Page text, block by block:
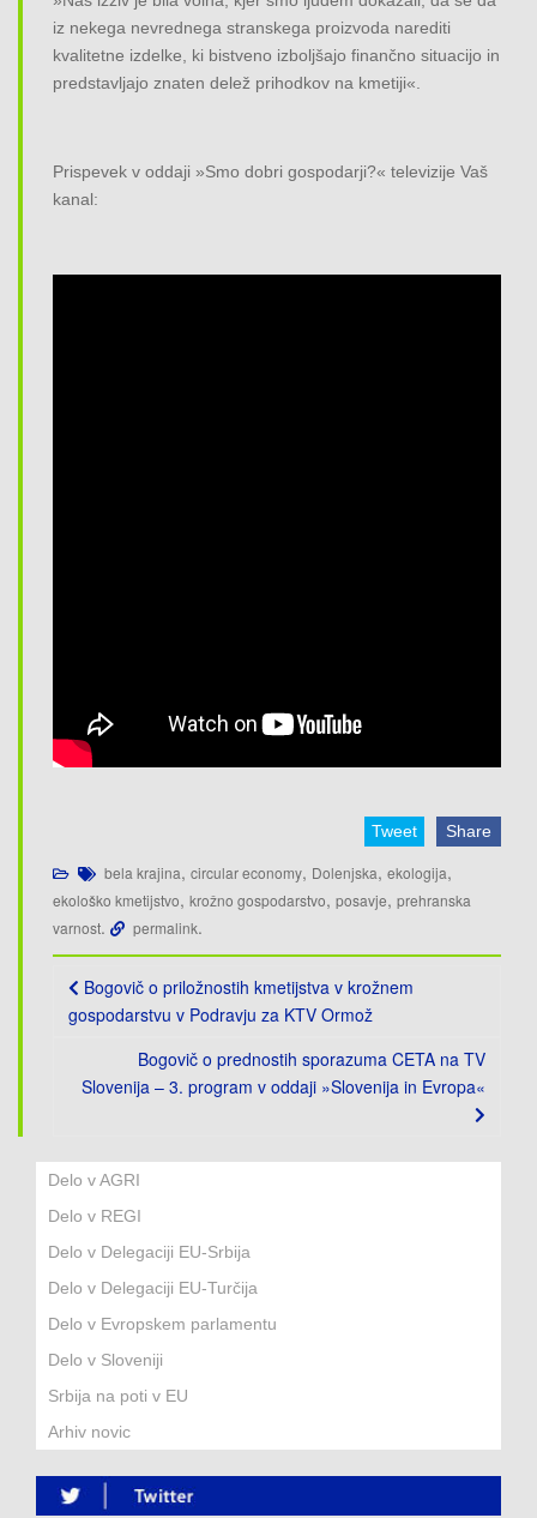
iz nekega nevrednega stranskega proizvoda narediti
kvalitetne izdelke, ki bistveno izboljšajo finančno situacijo in
predstavljajo znaten delež prihodkov na kmetiji«.
Prispevek v oddaji »Smo dobri gospodarji?« televizije Vaš
kanal:
Tweet Share
bela krajina, circular economy, Dolenjska, ekologija,
ekološko kmetijstvo, krožno gospodarstvo, posavje, prehranska
varnost. permalink.
Post
navigation
Bogovič o priložnostih kmetijstva v krožnem
gospodarstvu v Podravju za KTV Ormož
Bogovič o prednostih sporazuma CETA na TV
Slovenija – 3. program v oddaji »Slovenija in Evropa«
Delo v AGRI
Delo v REGI
Delo v Delegaciji EU-Srbija
Delo v Delegaciji EU-Turčija
Delo v Evropskem parlamentu
Delo v Sloveniji
Srbija na poti v EU
Arhiv novic